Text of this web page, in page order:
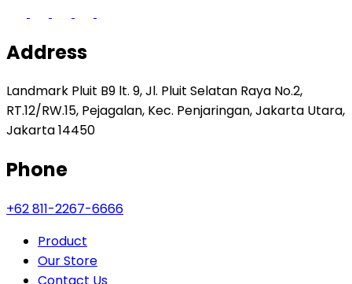
Address
Landmark Pluit B9 lt. 9, Jl. Pluit Selatan Raya No.2,
RT.12/RW.15, Pejagalan, Kec. Penjaringan, Jakarta Utara,
Jakarta 14450
Phone
+62 811-2267-6666
Product
Our Store